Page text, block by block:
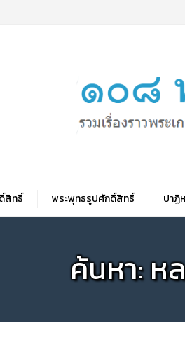
สิทธิ์ พระพุทธรูปศักดิ์สิทธิ์ ปาฏิ
ค้นหา: ห